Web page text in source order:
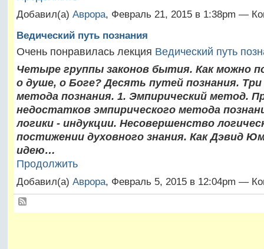
Добавил(а) Аврора, Февраль 21, 2015 в 1:38pm —
Ведический путь познания
Очень понравилась лекция Ведический путь
Четыре группы законов бытия. Как можно
о душе, о Боге? Десять путей познания.
метода познания. 1. Эмпирический метод.
недостатков эмпирического метода
логики - индукции. Несовершенство
постижении духовного знания. Как Дэвид
идею…
Продолжить
Добавил(а) Аврора, Февраль 5, 2015 в 12:04pm —